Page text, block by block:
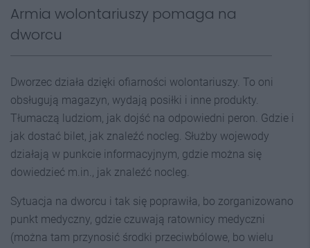
Armia wolontariuszy pomaga na
dworcu
Dworzec działa dzięki ofiarności wolontariuszy. To oni
obsługują magazyn, wydają posiłki i inne produkty.
Tłumaczą ludziom, jak dojść na odpowiedni peron. Gdzie i
jak dostać bilet, jak znaleźć nocleg. Służby wojewody
działają w punkcie informacyjnym, gdzie można się
dowiedzieć m.in., jak znaleźć nocleg.
Sytuacja na dworcu i tak się poprawiła, bo zorganizowano
punkt medyczny, gdzie czuwają ratownicy medyczni
(można tam przynosić środki przeciwbólowe, bo wielu